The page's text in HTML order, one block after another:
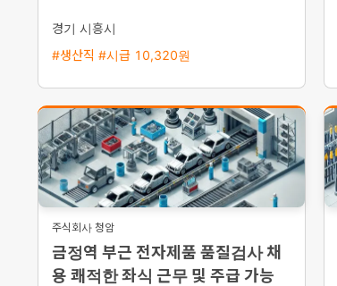
경기 시흥시
#생산직 #시급 10,320원
주식회사 청암
금정역 부근 전자제품 품질검사 채
용 쾌적한 좌식 근무 및 주급 가능